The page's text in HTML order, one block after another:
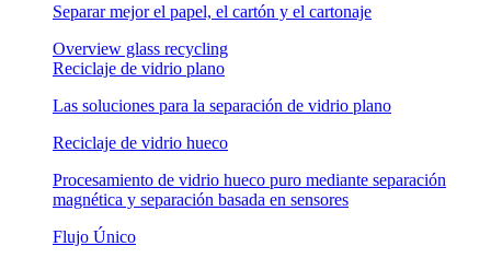
Separar mejor el papel, el cartón y el cartonaje
Overview glass recycling
Reciclaje de vidrio plano
Las soluciones para la separación de vidrio plano
Reciclaje de vidrio hueco
Procesamiento de vidrio hueco puro mediante separación
magnética y separación basada en sensores
Flujo Único